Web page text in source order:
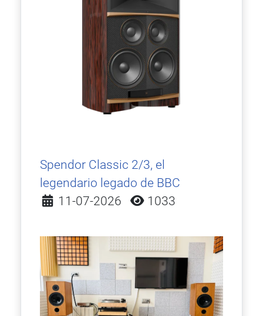
Spendor Classic 2/3, el
legendario legado de BBC
Detalles
11-07-2026 1033